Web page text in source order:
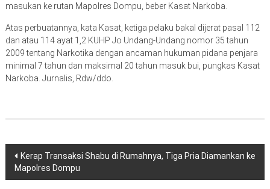
masukan ke rutan Mapolres Dompu, beber Kasat Narkoba.
Atas perbuatannya, kata Kasat, ketiga pelaku bakal dijerat pasal 112
dan atau 114 ayat 1,2 KUHP Jo Undang-Undang nomor 35 tahun
2009 tentang Narkotika dengan ancaman hukuman pidana penjara
minimal 7 tahun dan maksimal 20 tahun masuk bui, pungkas Kasat
Narkoba. Jurnalis, Rdw/ddo.
Navigasi
pos
Kerap Transaksi Shabu di Rumahnya, Tiga Pria Diamankan ke
Mapolres Dompu